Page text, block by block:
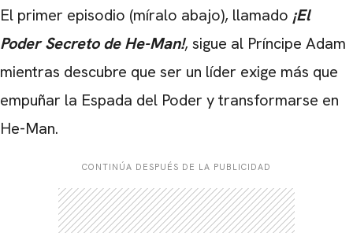
El primer episodio (míralo abajo), llamado ¡El
Poder Secreto de He-Man!, sigue al Príncipe Adam
mientras descubre que ser un líder exige más que
empuñar la Espada del Poder y transformarse en
He-Man.
CONTINÚA DESPUÉS DE LA PUBLICIDAD